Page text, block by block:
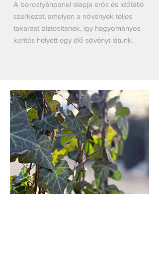
A borostyánpanel alapja erős és időtálló
szerkezet, amelyen a növények teljes
takarást biztosítanak, így hagyományos
kerítés helyett egy élő sövényt látunk.